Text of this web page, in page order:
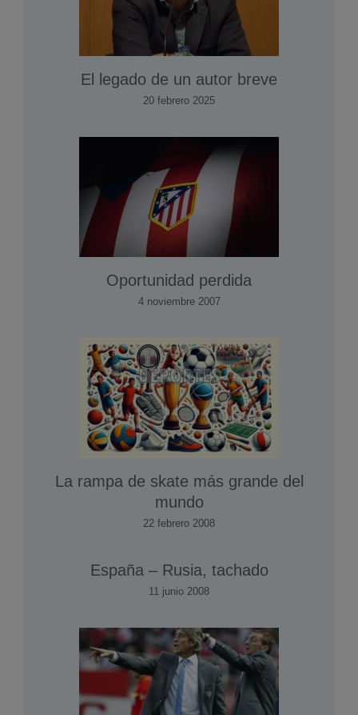
El legado de un autor breve
20 febrero 2025
Oportunidad perdida
4 noviembre 2007
La rampa de skate más grande del
mundo
22 febrero 2008
España – Rusia, tachado
11 junio 2008